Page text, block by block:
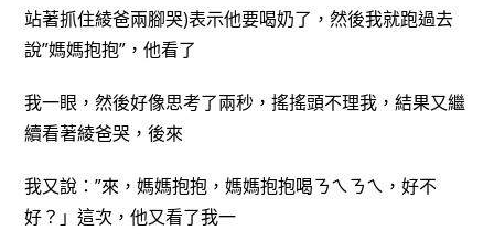
站著抓住綾爸兩腳哭)表示他要喝奶了，然後我就跑過去
說”媽媽抱抱”，他看了
我一眼，然後好像思考了兩秒，搖搖頭不理我，結果又繼
續看著綾爸哭，後來
我又說：”來，媽媽抱抱，媽媽抱抱喝ㄋㄟㄋㄟ，好不
好？」這次，他又看了我一